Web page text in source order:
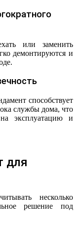
или заменить
демонтируются и
способствует
службы дома, что
эксплуатацию и
для
несколько
решение под